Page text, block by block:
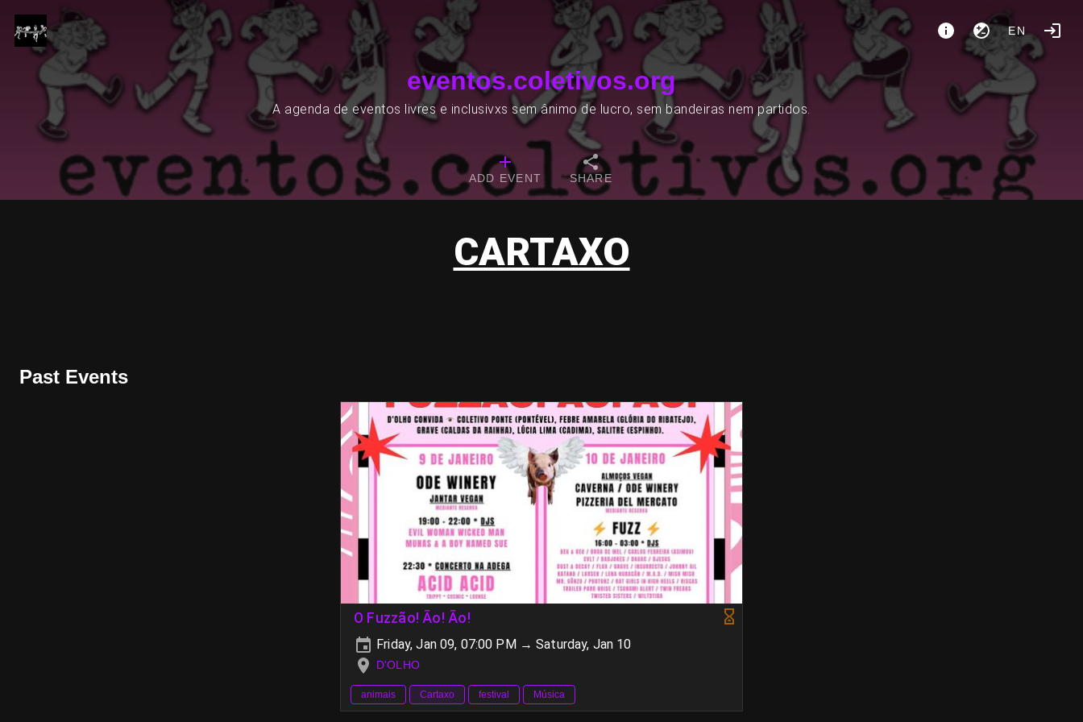
EN
eventos.coletivos.org
A agenda de eventos livres e inclusivxs sem ânimo de lucro, sem bandeiras nem partidos.
ADD EVENT SHARE
CARTAXO
Past Events
O Fuzzão! Ão! Ão!
Friday, Jan 09, 07:00 PM → Saturday, Jan 10
D'OLHO
animais Cartaxo festival Música